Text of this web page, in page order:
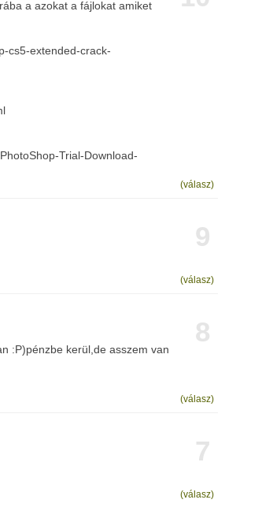
a azokat a fájlokat amiket
cs5-extended-crack-
Trial-Download-
(válasz)
9
(válasz)
8
:P)pénzbe kerül,de asszem van
(válasz)
7
(válasz)